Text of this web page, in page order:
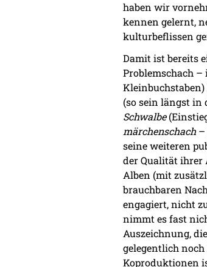
haben wir
kennen gelernt,
kulturbeflissen
Damit ist bereits
Problemschach
(so sein längst in
Schwalbe
märchenschach
seine weiteren
der Qualität ihrer
Alben (mit
brauchbaren
engagiert, nicht
nimmt es fast
Auszeichnung,
gelegentlich
Koproduktionen